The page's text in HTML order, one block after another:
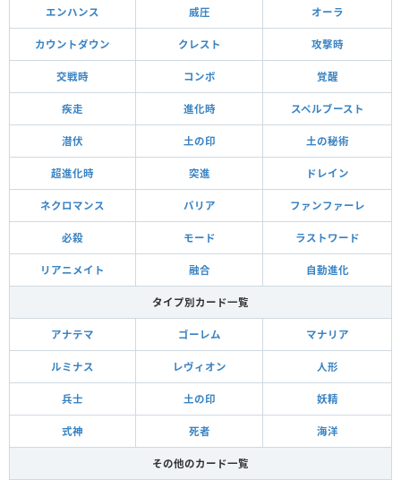
エンハンス 威圧 オーラ
カウントダウン クレスト 攻撃時
交戦時 コンボ 覚醒
疾走 進化時 スペルブースト
潜伏 土の印 土の秘術
超進化時 突進 ドレイン
ネクロマンス バリア ファンファーレ
必殺 モード ラストワード
リアニメイト 融合 自動進化
タイプ別カード一覧
アナテマ ゴーレム マナリア
ルミナス レヴィオン 人形
兵士 土の印 妖精
式神 死者 海洋
その他のカード一覧